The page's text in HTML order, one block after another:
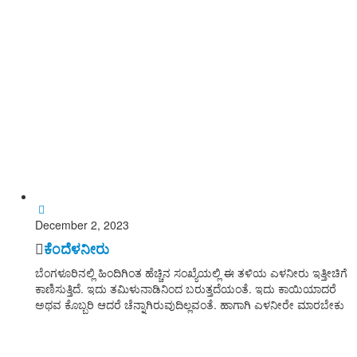
December 2, 2023
ಕೆಂದೆಳನೀರು
ಬೆಂಗಳೂರಿನಲ್ಲಿ ಹಿಂದಿಗಿಂತ ಹೆಚ್ಚಿನ ಸಂಖ್ಯೆಯಲ್ಲಿ ಈ ತಳಿಯ ಎಳನೀರು ಇತ್ತೀಚಿಗೆ
ಕಾಣಿಸುತ್ತಿದೆ. ಇದು ತಮಿಳುನಾಡಿನಿಂದ ಬರುತ್ತದೆಯಂತೆ. ಇದು ಕಾಯಿಯಾದರೆ
ಅಥವ ಕೊಬ್ಬರಿ ಆದರೆ ಚೆನ್ನಾಗಿರುವುದಿಲ್ಲವಂತೆ. ಹಾಗಾಗಿ ಎಳನೀರೇ ಮಾರಬೇಕು